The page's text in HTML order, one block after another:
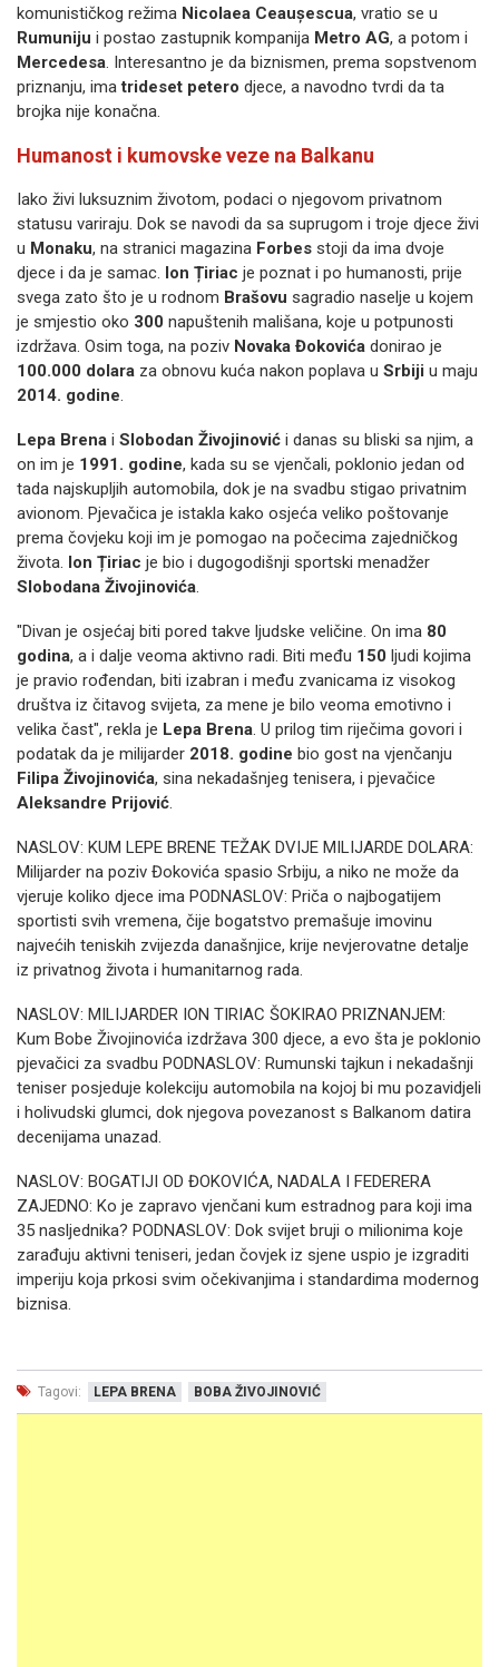
komunističkog režima Nicolaea Ceaușescua, vratio se u
Rumuniju i postao zastupnik kompanija Metro AG, a potom i
Mercedesa. Interesantno je da biznismen, prema sopstvenom
priznanju, imatrideset petero djece, a navodno tvrdi da ta
brojka nije konačna.
Humanost i kumovske veze na Balkanu
Iako živi luksuznim životom, podaci o njegovom privatnom
statusu variraju. Dok se navodi da sa suprugom i troje djece živi
u Monaku, na stranici magazina Forbes stoji da ima dvoje
djece i da je samac. Ion Țiriac je poznat i po humanosti, prije
svega zato što je u rodnom Brašovu sagradio naselje u kojem
je smjestio oko 300 napuštenih mališana, koje u potpunosti
izdržava. Osim toga, na poziv Novaka Đokovića donirao je
100.000 dolara za obnovu kuća nakon poplava u Srbiji u maju
2014. godine.
Lepa Brena i Slobodan Živojinović i danas su bliski sa njim, a
on im je 1991. godine, kada su se vjenčali, poklonio jedan od
tada najskupljih automobila, dok je na svadbu stigao privatnim
avionom. Pjevačica je istakla kako osjeća veliko poštovanje
prema čovjeku koji im je pomogao na počecima zajedničkog
života. Ion Țiriac je bio i dugogodišnji sportski menadžer
Slobodana Živojinovića.
"Divan je osjećaj biti pored takve ljudske veličine. On ima 80
godina, a i dalje veoma aktivno radi. Biti među 150 ljudi kojima
je pravio rođendan, biti izabran i među zvanicama iz visokog
društva iz čitavog svijeta, za mene je bilo veoma emotivno i
velika čast", rekla je Lepa Brena. U prilog tim riječima govori i
podatak da je milijarder 2018. godine bio gost na vjenčanju
Filipa Živojinovića, sina nekadašnjeg tenisera, i pjevačice
Aleksandre Prijović.
NASLOV: KUM LEPE BRENE TEŽAK DVIJE MILIJARDE DOLARA:
Milijarder na poziv Đokovića spasio Srbiju, a niko ne može da
vjeruje koliko djece ima PODNASLOV: Priča o najbogatijem
sportisti svih vremena, čije bogatstvo premašuje imovinu
najvećih teniskih zvijezda današnjice, krije nevjerovatne detalje
iz privatnog života i humanitarnog rada.
NASLOV: MILIJARDER ION TIRIAC ŠOKIRAO PRIZNANJEM:
Kum Bobe Živojinovića izdržava 300 djece, a evo šta je poklonio
pjevačici za svadbu PODNASLOV: Rumunski tajkun i nekadašnji
teniser posjeduje kolekciju automobila na kojoj bi mu pozavidjeli
i holivudski glumci, dok njegova povezanost s Balkanom datira
decenijama unazad.
NASLOV: BOGATIJI OD ĐOKOVIĆA, NADALA I FEDERERA
ZAJEDNO: Ko je zapravo vjenčani kum estradnog para koji ima
35 nasljednika? PODNASLOV: Dok svijet bruji o milionima koje
zarađuju aktivni teniseri, jedan čovjek iz sjene uspio je izgraditi
imperiju koja prkosi svim očekivanjima i standardima modernog
biznisa.
Tagovi: LEPA BRENA BOBA ŽIVOJINOVIĆ